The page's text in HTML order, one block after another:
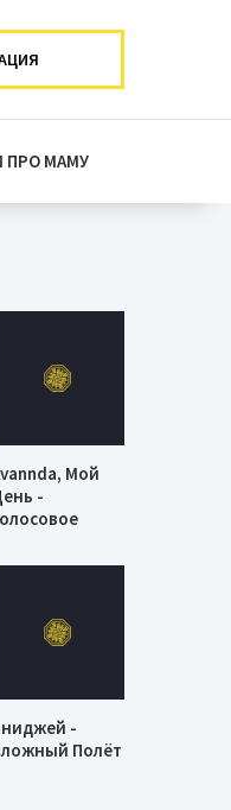
ПРО МАМУ
Мой
-
-
Полёт